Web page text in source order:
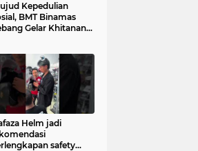
Kepedulian
BMT Binamas
Gelar Khitanan
Helm jadi
safety